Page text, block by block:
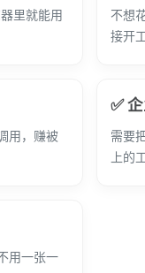
里就能用
不想
接开
用，赚被
✅
需要
上的
用一张一